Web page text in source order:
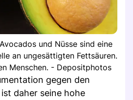
und Nüsse sind eine
an ungesättigten Fettsäuren.
Menschen. - Depositphotos
gegen den
daher seine hohe